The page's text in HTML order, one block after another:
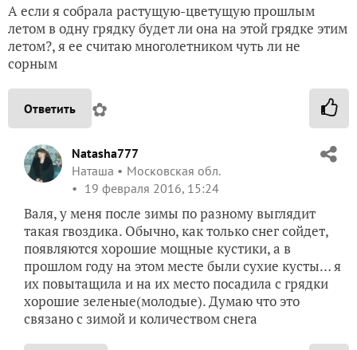
А если я собрала растущую-цветущую прошлым
летом в одну грядку будет ли она на этой грядке этим
летом?, я ее считаю многолетником чуть ли не
сорным
Ответить ✿
Natasha777
Наташа
Московская обл.
19 февраля 2016, 15:24
Валя, у меня после зимы по разному выглядит
такая гвоздика. Обычно, как только снег сойдет,
появляются хорошие мощные кустики, а в
прошлом году на этом месте были сухие кусты… я
их повытащила и на их место посадила с грядки
хорошие зеленые(молодые). Думаю что это
связано с зимой и количеством снега